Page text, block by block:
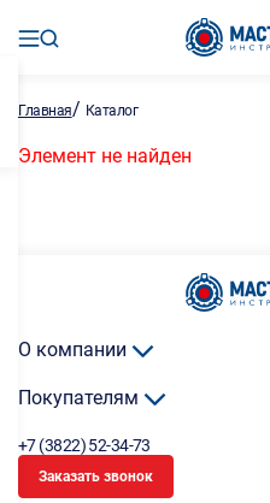
Главная/ Каталог
Элемент не найден
О компании
Покупателям
+7 (3822) 52-34-73
Заказать звонок